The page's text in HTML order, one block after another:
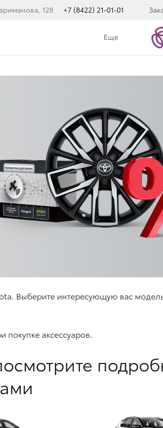
128 +7 (8422) 21-01-01
Еще
Выберите интересующую вас
аксессуаров.